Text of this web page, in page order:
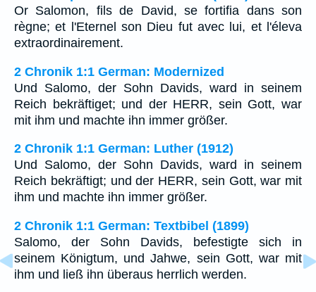
Or Salomon, fils de David, se fortifia dans son
règne; et l'Eternel son Dieu fut avec lui, et l'éleva
extraordinairement.
2 Chronik 1:1 German: Modernized
Und Salomo, der Sohn Davids, ward in seinem
Reich bekräftiget; und der HERR, sein Gott, war
mit ihm und machte ihn immer größer.
2 Chronik 1:1 German: Luther (1912)
Und Salomo, der Sohn Davids, ward in seinem
Reich bekräftigt; und der HERR, sein Gott, war mit
ihm und machte ihn immer größer.
2 Chronik 1:1 German: Textbibel (1899)
Salomo, der Sohn Davids, befestigte sich in
seinem Königtum, und Jahwe, sein Gott, war mit
ihm und ließ ihn überaus herrlich werden.